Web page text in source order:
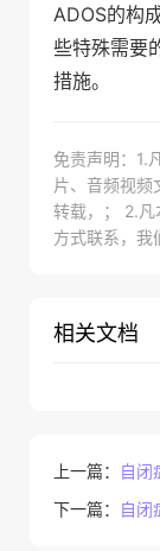
ADOS的构
些特殊需要
措施。
免责声明：1.
片、音频视频
转载，； 2.凡
方式联系，我
相关文档
上一篇：
自闭
下一篇：
自闭